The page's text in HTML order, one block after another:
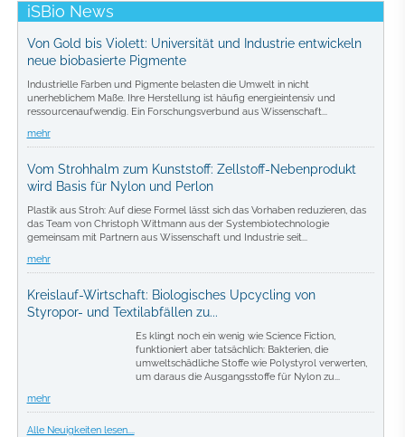
iSBio News
Von Gold bis Violett: Universität und Industrie entwickeln
neue biobasierte Pigmente
Industrielle Farben und Pigmente belasten die Umwelt in nicht
unerheblichem Maße. Ihre Herstellung ist häufig energieintensiv und
ressourcenaufwendig. Ein Forschungsverbund aus Wissenschaft...
mehr
Vom Strohhalm zum Kunststoff: Zellstoff-Nebenprodukt
wird Basis für Nylon und Perlon
Plastik aus Stroh: Auf diese Formel lässt sich das Vorhaben reduzieren, das
das Team von Christoph Wittmann aus der Systembiotechnologie
gemeinsam mit Partnern aus Wissenschaft und Industrie seit...
mehr
Kreislauf-Wirtschaft: Biologisches Upcycling von
Styropor- und Textilabfällen zu...
Es klingt noch ein wenig wie Science Fiction,
funktioniert aber tatsächlich: Bakterien, die
umweltschädliche Stoffe wie Polystyrol verwerten,
um daraus die Ausgangsstoffe für Nylon zu...
mehr
Alle Neuigkeiten lesen....